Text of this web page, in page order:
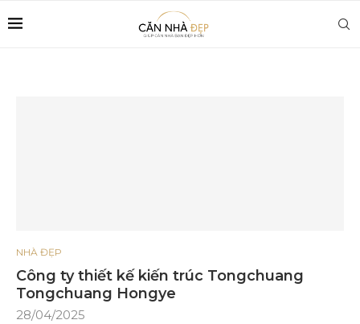
NHÀ ĐẸP
Công ty thiết kế kiến ​​trúc Tongchuang
Tongchuang Hongye
28/04/2025